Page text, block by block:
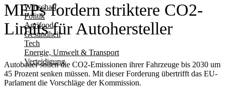
Wirtschaft
Politik
Agrifood
Gesundheit
Tech
Energie, Umwelt & Transport
Verteidigung
MEPs fordern striktere CO2-
Limits für Autohersteller
Autobauer sollen die CO2-Emissionen ihrer Fahrzeuge bis 2030 um
45 Prozent senken müssen. Mit dieser Forderung übertrifft das EU-
Parlament die Vorschläge der Kommission.